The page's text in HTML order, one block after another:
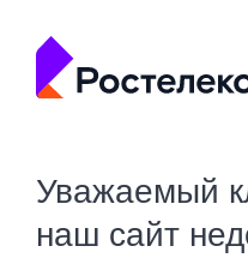
Уважаемый
наш сайт